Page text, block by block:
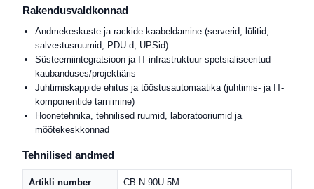
Rakendusvaldkonnad
Andmekeskuste ja rackide kaabeldamine (serverid, lülitid,
salvestusruumid, PDU-d, UPSid).
Süsteemiintegratsioon ja IT-infrastruktuur spetsialiseeritud
kaubanduses/projektiäris
Juhtimiskappide ehitus ja tööstusautomaatika (juhtimis- ja IT-
komponentide tarnimine)
Hoonetehnika, tehnilised ruumid, laboratooriumid ja
mõõtekeskkonnad
Tehnilised andmed
Artikli number CB-N-90U-5M